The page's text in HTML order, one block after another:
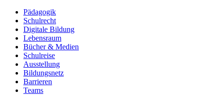
Pädagogik
Schulrecht
Digitale Bildung
Lebensraum
Bücher & Medien
Schulreise
Ausstellung
Bildungsnetz
Barrieren
Teams